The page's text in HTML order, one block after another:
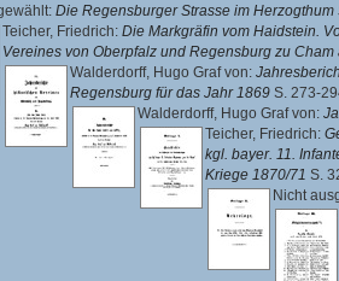
Die Regensburger Strasse im
Teicher, Friedrich: Die Markgräfin vom Haidstein.
Vereines von Oberpfalz und Regensburg zu Cham
Walderdorff, Hugo Graf von:
Regensburg für das Jahr 1869 S. 273-
Walderdorff, Hugo Graf von:
Teicher, Friedrich:
kgl. bayer. 11.
Kriege 1870/71 S.
Nicht